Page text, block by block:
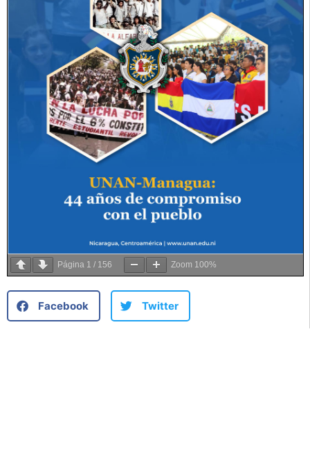
Página 1 / 156 Zoom 100%
Facebook Twitter